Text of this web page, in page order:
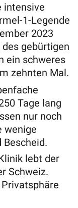
intensive
1-Legende
2023
gebürtigen
ein schweres
zehnten Mal.
Tage lang
nur noch
wenige
Bescheid.
lebt der
Schweiz.